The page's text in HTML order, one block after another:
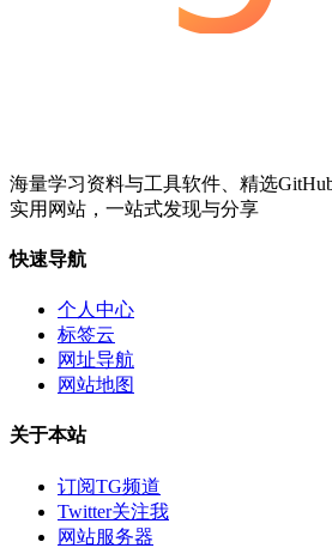
海量学习资料与工具软件、精选
实用网站，一站式发现与分享
快速导航
个人中心
标签云
网址导航
网站地图
关于本站
订阅TG频道
Twitter关注我
网站服务器